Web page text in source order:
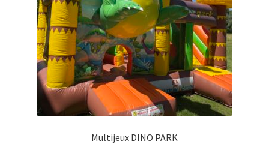
Multijeux DINO PARK